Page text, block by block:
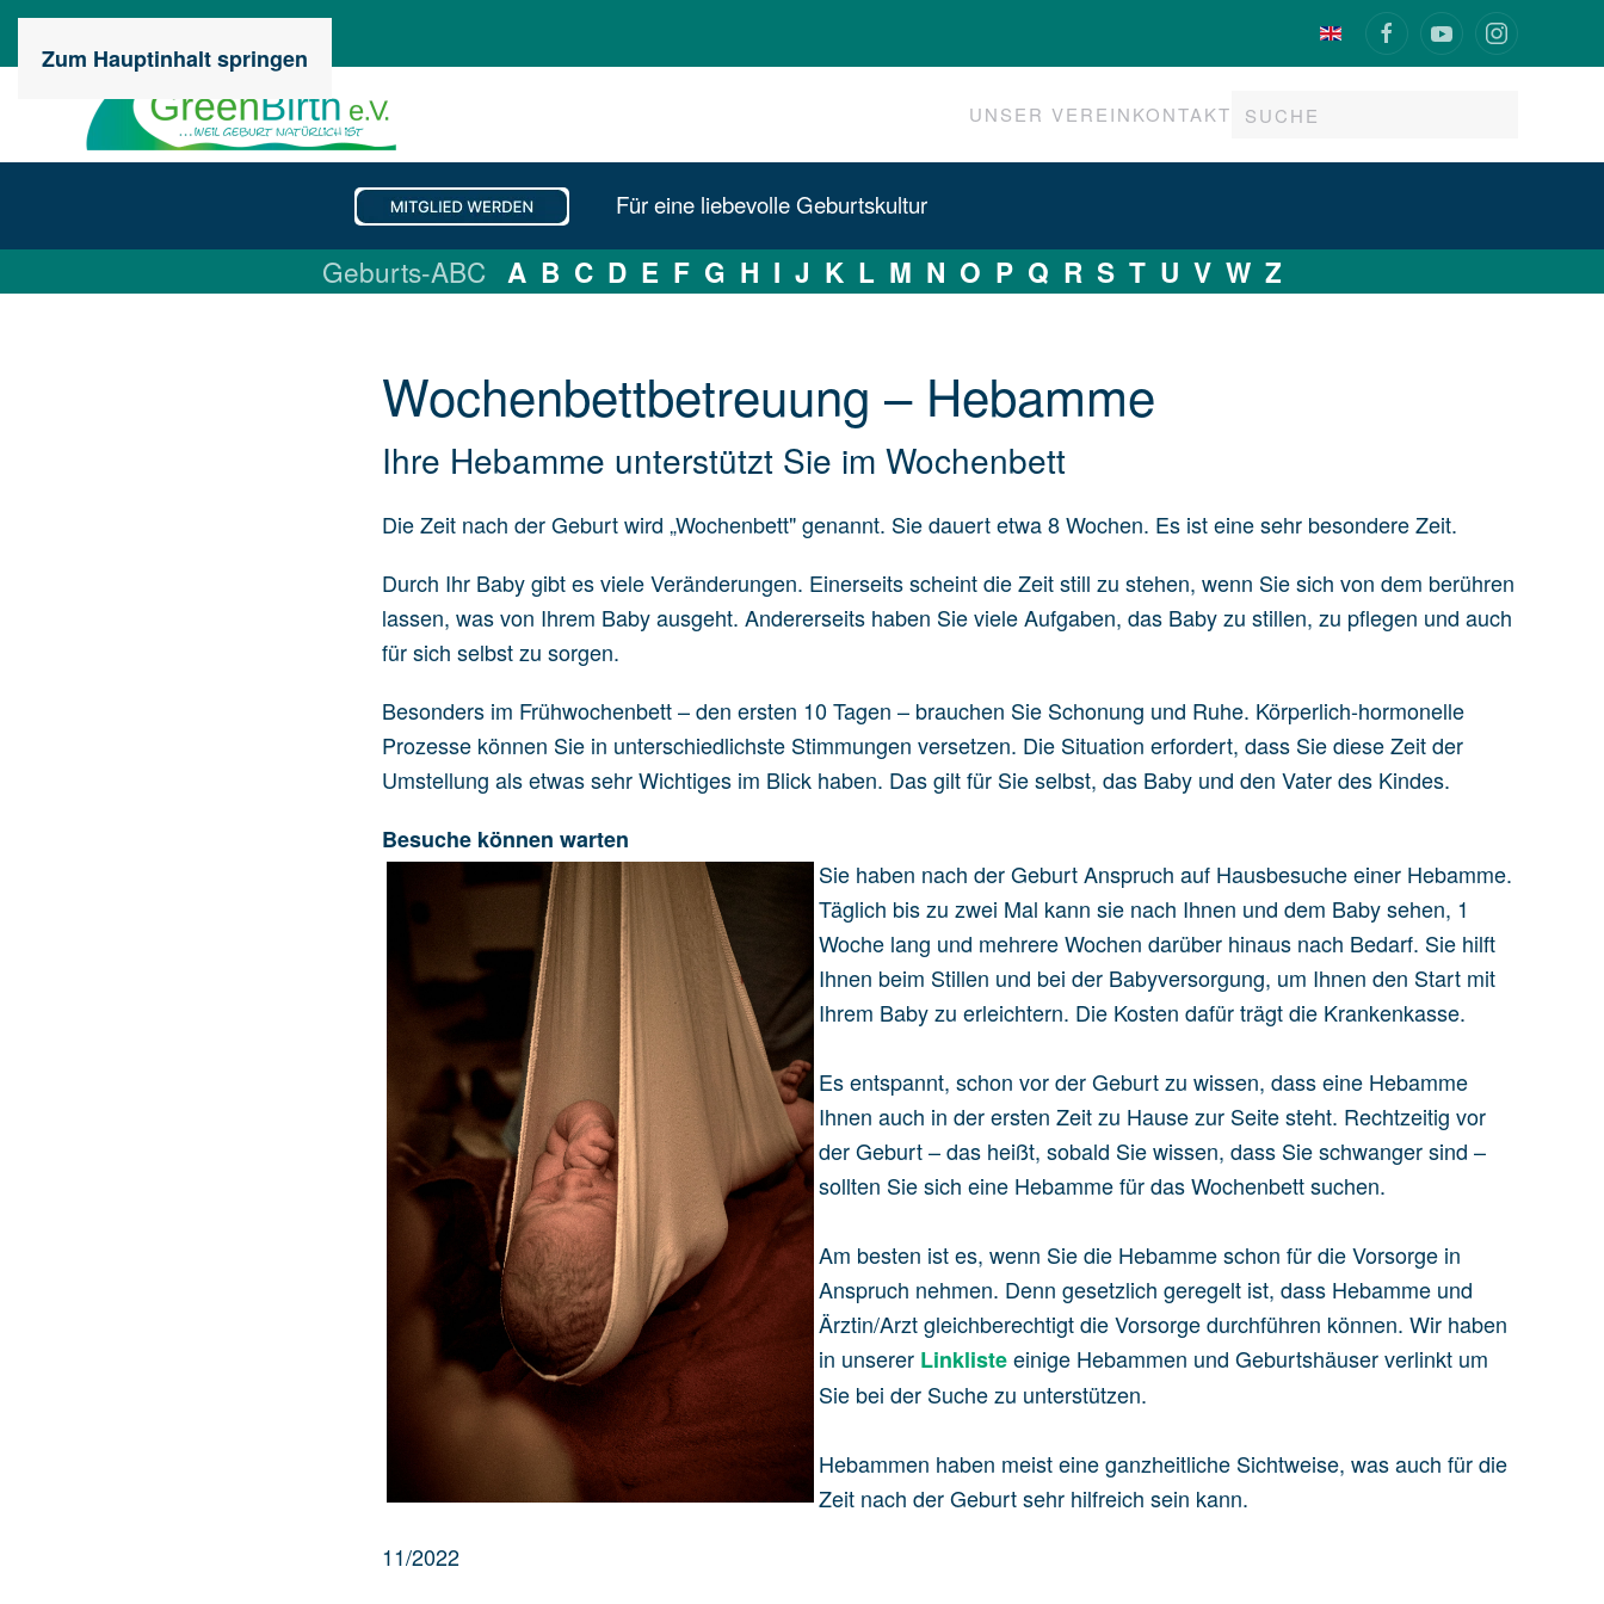
Zum Hauptinhalt springen
UNSER VEREINKONTAKT
Für eine liebevolle Geburtskultur
Geburts-ABC A B C D E F G H I J K L M N O P Q R S T U V W Z
Wochen­bett­be­treu­ung – Heb­am­me
Ihre Hebamme unterstützt Sie im Wochenbett
Die Zeit nach der Geburt wird „Wochenbett" genannt. Sie dauert etwa 8 Wochen. Es ist eine sehr besondere Zeit.
Durch Ihr Baby gibt es viele Veränderungen. Einerseits scheint die Zeit still zu stehen, wenn Sie sich von dem berühren
lassen, was von Ihrem Baby ausgeht. Andererseits haben Sie viele Aufgaben, das Baby zu stillen, zu pflegen und auch
für sich selbst zu sorgen.
Besonders im Frühwochenbett – den ersten 10 Tagen – brauchen Sie Schonung und Ruhe. Körperlich-hormonelle
Prozesse können Sie in unterschiedlichste Stimmungen versetzen. Die Situation erfordert, dass Sie diese Zeit der
Umstellung als etwas sehr Wichtiges im Blick haben. Das gilt für Sie selbst, das Baby und den Vater des Kindes.
Besuche können warten
Sie haben nach der Geburt Anspruch auf Hausbesuche einer Hebamme.
Täglich bis zu zwei Mal kann sie nach Ihnen und dem Baby sehen, 1
Woche lang und mehrere Wochen darüber hinaus nach Bedarf. Sie hilft
Ihnen beim Stillen und bei der Babyversorgung, um Ihnen den Start mit
Ihrem Baby zu erleichtern. Die Kosten dafür trägt die Krankenkasse.
Es entspannt, schon vor der Geburt zu wissen, dass eine Hebamme
Ihnen auch in der ersten Zeit zu Hause zur Seite steht. Rechtzeitig vor
der Geburt – das heißt, sobald Sie wissen, dass Sie schwanger sind –
sollten Sie sich eine Hebamme für das Wochenbett suchen.
Am besten ist es, wenn Sie die Hebamme schon für die Vorsorge in
Anspruch nehmen. Denn gesetzlich geregelt ist, dass Hebamme und
Ärztin/Arzt gleichberechtigt die Vorsorge durchführen können. Wir haben
in unserer Linklisteeinige Hebammen und Geburtshäuser verlinkt um
Sie bei der Suche zu unterstützen.
Hebammen haben meist eine ganzheitliche Sichtweise, was auch für die
Zeit nach der Geburt sehr hilfreich sein kann.
11/2022